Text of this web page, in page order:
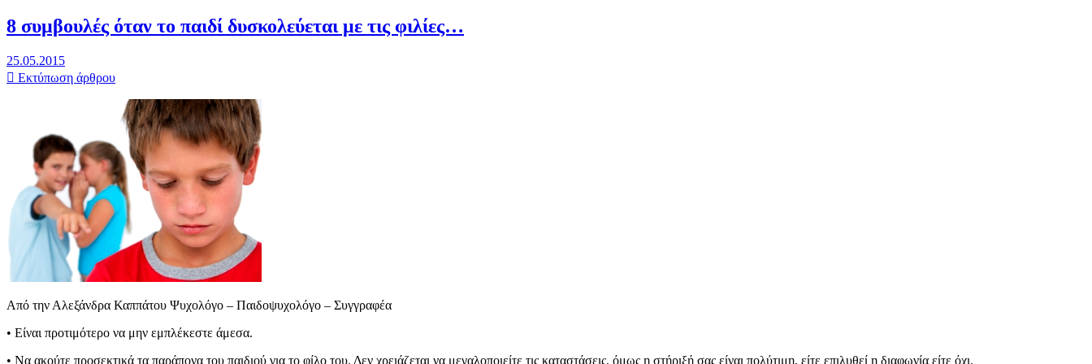
8 συμβουλές όταν το παιδί δυσκολεύεται με τις φιλίες…
25.05.2015
Εκτύπωση άρθρου
Από την Αλεξάνδρα Καππάτου Ψυχολόγο – Παιδοψυχολόγο – Συγγραφέα
• Είναι προτιμότερο να μην εμπλέκεστε άμεσα.
• Nα ακούτε προσεκτικά τα παράπονα του παιδιού για το φίλο του. Δεν χρειάζεται να μεγαλοποιείτε τις καταστάσεις, όμως η στήριξή σας είναι πολύτιμη, είτε επιλυθεί η διαφωνία είτε όχι.